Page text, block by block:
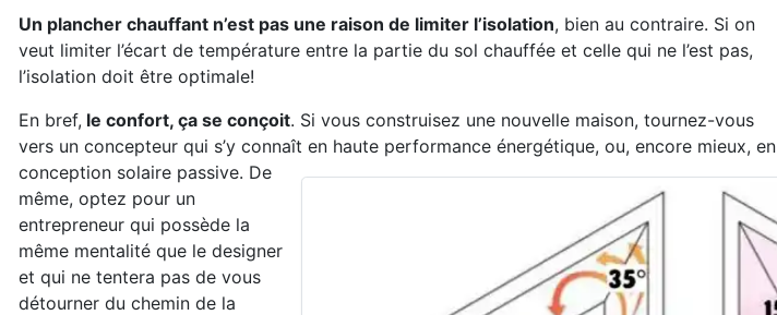
Un plancher chauffant n’est pas une raison de limiter l’isolation, bien au contraire. Si on
veut limiter l’écart de température entre la partie du sol chauffée et celle qui ne l’est pas,
l’isolation doit être optimale!
En bref, le confort, ça se conçoit. Si vous construisez une nouvelle maison, tournez-vous
vers un concepteur qui s’y connaît en haute performance énergétique, ou, encore mieux, en
conception solaire passive. De
même, optez pour un
entrepreneur qui possède la
même mentalité que le designer
et qui ne tentera pas de vous
détourner du chemin de la